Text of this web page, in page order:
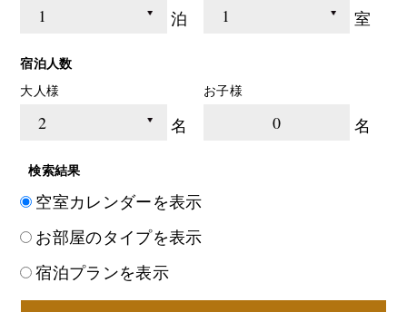
泊 室
宿泊人数
大人様
名
お子様
0 名
検索結果
空室カレンダーを表示
お部屋のタイプを表示
宿泊プランを表示